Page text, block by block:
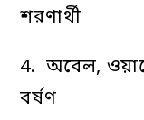
শরণার্থী
4. অবেল,
বর্ষণ